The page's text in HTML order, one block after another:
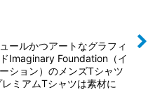
ールかつアートなグラフィ
Imaginary Foundation（イ
ション）のメンズTシャツ
ミアムTシャツは素材に